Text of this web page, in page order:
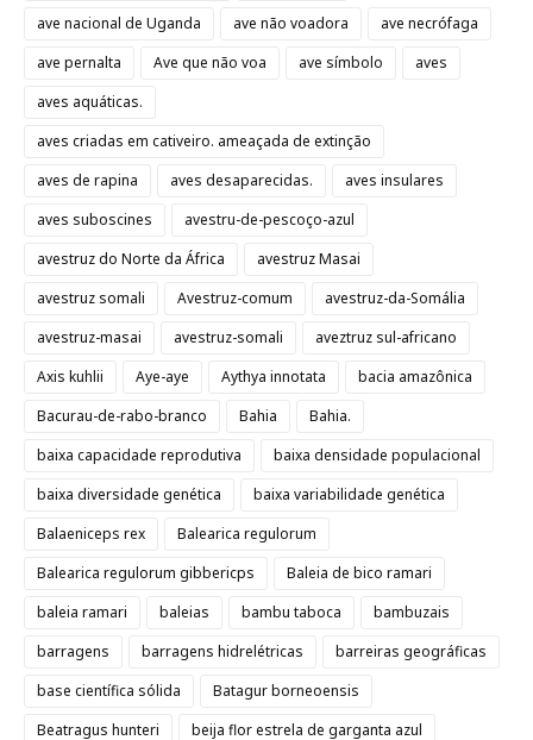
ave nacional de Uganda
ave não voadora
ave necrófaga
ave pernalta
Ave que não voa ave símbolo
aves
aves aquáticas.
aves criadas em cativeiro. ameaçada de extinção
aves de rapina
aves desaparecidas.
aves insulares
aves suboscines
avestru-de-pescoço-azul
avestruz do Norte da África
avestruz Masai
avestruz somali
Avestruz-comum
avestruz-da-Somália
avestruz-masai
avestruz-somali
aveztruz sul-africano
Axis kuhlii
Aye-aye Aythya innotata
bacia amazônica
Bacurau-de-rabo-branco
Bahia
Bahia.
baixa capacidade reprodutiva
baixa densidade populacional
baixa diversidade genética
baixa variabilidade genética
Balaeniceps rex
Balearica regulorum
Balearica regulorum gibbericps
Baleia de bico ramari
baleia ramari
baleias bambu taboca
bambuzais
barragens
barragens hidrelétricas
barreiras geográficas
base científica sólida
Batagur borneoensis
Beatragus hunteri
beija flor estrela de garganta azul